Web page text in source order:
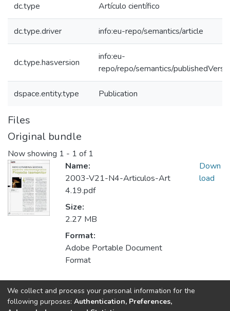
dc.type Artículo científico
dc.type.driver info:eu-repo/semantics/article
dc.type.hasversion
info:eu-
repo/repo/semantics/
dspace.entity.type Publication
Files
Original bundle
Now showing 1 - 1 of 1
Name:
2003-V21-N4-Articulos-Art
4.19.pdf
Size:
2.27 MB
Format:
Adobe Portable Document
Format
Down
load
Collections
We collect and process your personal information for the
following purposes: Authentication, Preferences,